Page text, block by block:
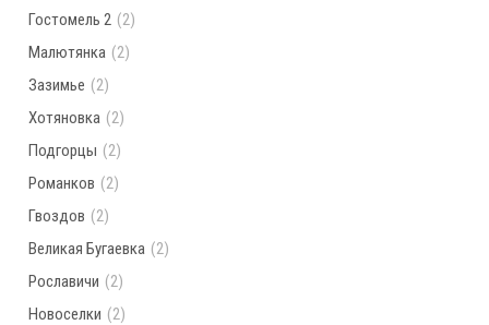
Гостомель 2 (2)
Малютянка (2)
Зазимье (2)
Хотяновка (2)
Подгорцы (2)
Романков (2)
Гвоздов (2)
Великая Бугаевка (2)
Рославичи (2)
Новоселки (2)